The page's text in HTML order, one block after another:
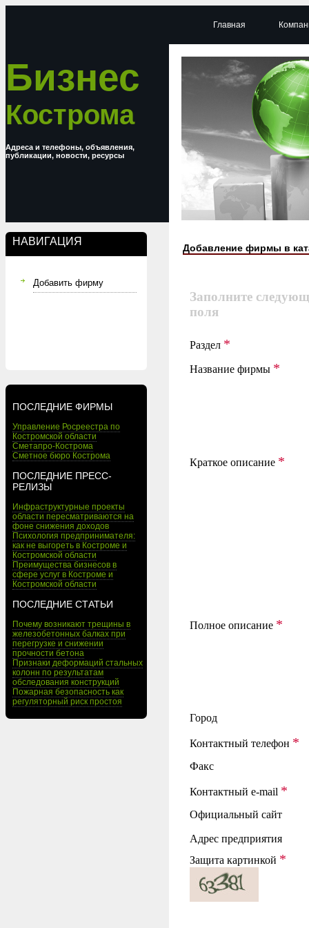
Бизнес
Кострома
Адреса и телефоны, объявления,
публикации, новости, ресурсы
НАВИГАЦИЯ
Добавить фирму
ПОСЛЕДНИЕ ФИРМЫ
Управление Росреестра по
Костромской области
Сметапро-Кострома
Сметное бюро Кострома
ПОСЛЕДНИЕ ПРЕСС-
РЕЛИЗЫ
Инфраструктурные проекты
области пересматриваются на
фоне снижения доходов
Психология предпринимателя:
как не выгореть в Костроме и
Костромской области
Преимущества бизнесов в
сфере услуг в Костроме и
Костромской области
ПОСЛЕДНИЕ СТАТЬИ
Почему возникают трещины в
железобетонных балках при
перегрузке и снижении
прочности бетона
Признаки деформаций стальных
колонн по результатам
обследования конструкций
Пожарная безопасность как
регуляторный риск простоя
Главная
Добавление фирмы в
Заполните
поля
Раздел *
Название фирмы *
Краткое описание *
Полное описание *
Город
Контактный телефон *
Факс
Контактный e-mail *
Официальный сайт
Адрес предприятия
Защита картинкой *